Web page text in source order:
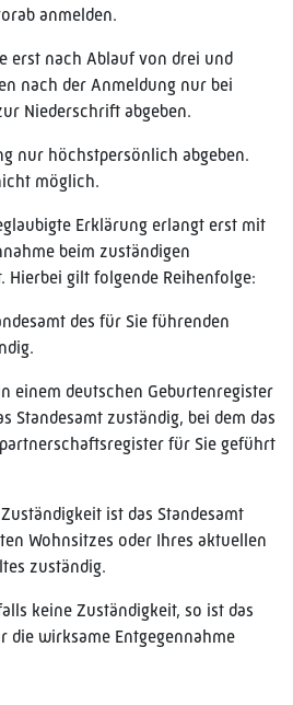
anmelden.
erst nach Ablauf von drei und
nach der Anmeldung nur bei
Niederschrift abgeben.
nur höchstpersönlich abgeben.
möglich.
Erklärung erlangt erst mit
beim zuständigen
Hierbei gilt folgende Reihenfolge:
des für Sie führenden
einem deutschen Geburtenregister
Standesamt zuständig, bei dem das
für Sie geführt
ist das Standesamt
Wohnsitzes oder Ihres aktuellen
zuständig.
keine Zuständigkeit, so ist das
die wirksame Entgegennahme